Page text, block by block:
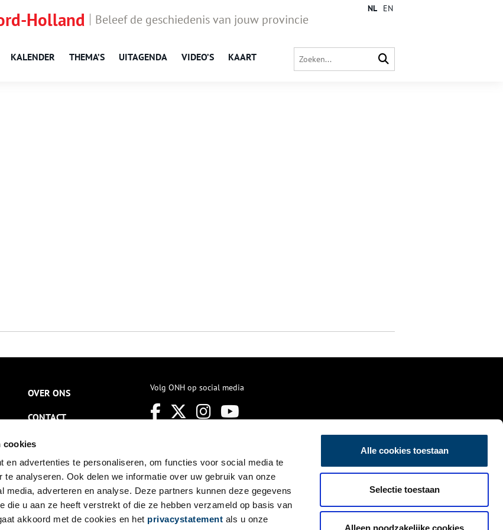
cookies
en advertenties te personaliseren, om functies voor social media te
te analyseren. Ook delen we informatie over uw gebruik van onze
media, adverteren en analyse. Deze partners kunnen deze gegevens
die u aan ze heeft verstrekt of die ze hebben verzameld op basis van
akkoord met de cookies en het privacystatement als u onze
Alle cookies toestaan
Selectie toestaan
Alleen noodzakelijke cookies
Holland Beleef de geschiedenis van jouw provincie
KALENDER THEMA’S UITAGENDA VIDEO’S KAART
NL EN
OVER ONS
CONTACT
NIEUWSBRIEF
DISCLAIMER
PRIVACY
TOEGANKELIJKHEID
Volg ONH op social media